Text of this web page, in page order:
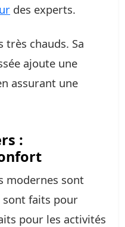
des experts.
chauds. Sa
ajoute une
assurant une
:
modernes sont
sont faits pour
pour les activités